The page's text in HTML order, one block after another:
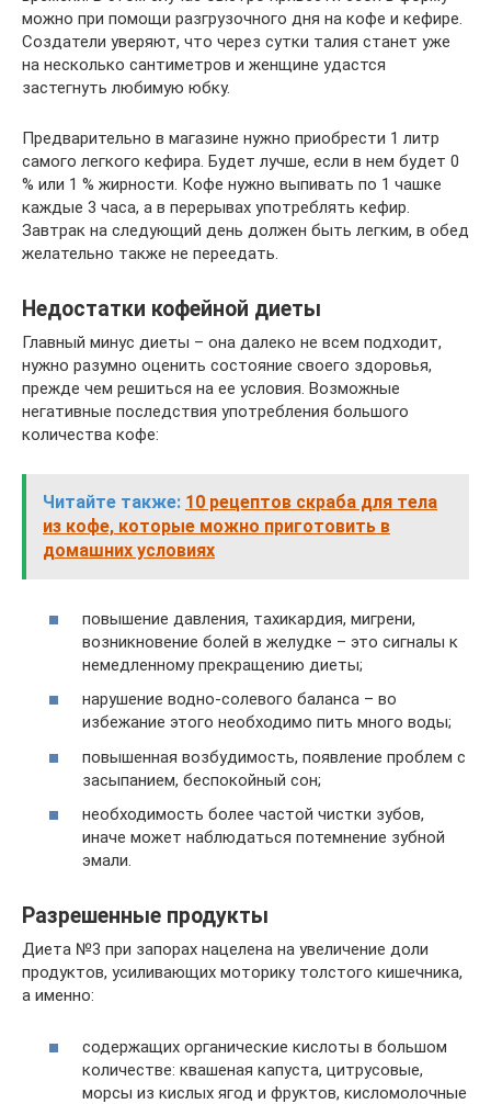
можно при помощи разгрузочного дня на кофе и кефире.
Создатели уверяют, что через сутки талия станет уже
на несколько сантиметров и женщине удастся
застегнуть любимую юбку.
Предварительно в магазине нужно приобрести 1 литр
самого легкого кефира. Будет лучше, если в нем будет 0
% или 1 % жирности. Кофе нужно выпивать по 1 чашке
каждые 3 часа, а в перерывах употреблять кефир.
Завтрак на следующий день должен быть легким, в обед
желательно также не переедать.
Недостатки кофейной диеты
Главный минус диеты – она далеко не всем подходит,
нужно разумно оценить состояние своего здоровья,
прежде чем решиться на ее условия. Возможные
негативные последствия употребления большого
количества кофе:
Читайте также: 10 рецептов скраба для тела
из кофе, которые можно приготовить в
домашних условиях
повышение давления, тахикардия, мигрени,
возникновение болей в желудке – это сигналы к
немедленному прекращению диеты;
нарушение водно-солевого баланса – во
избежание этого необходимо пить много воды;
повышенная возбудимость, появление проблем с
засыпанием, беспокойный сон;
необходимость более частой чистки зубов,
иначе может наблюдаться потемнение зубной
эмали.
Разрешенные продукты
Диета №3 при запорах нацелена на увеличение доли
продуктов, усиливающих моторику толстого кишечника,
а именно:
содержащих органические кислоты в большом
количестве: квашеная капуста, цитрусовые,
морсы из кислых ягод и фруктов, кисломолочные